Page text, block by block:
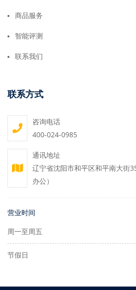
商品服务
智能评测
联系我们
联系方式
咨询电话
400-024-0985
通讯地址
辽宁省沈阳市和平区和平南大街
办公）
营业时间
周一至周五
节假日